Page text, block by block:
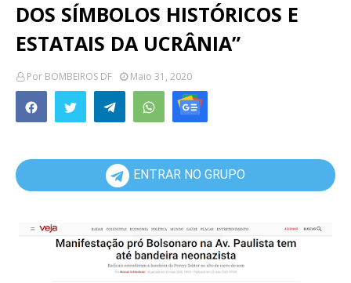
DOS SÍMBOLOS HISTÓRICOS E
ESTATAIS DA UCRÂNIA”
Por BOMBEIROS DF Maio 31, 2020
ENTRAR NO GRUPO